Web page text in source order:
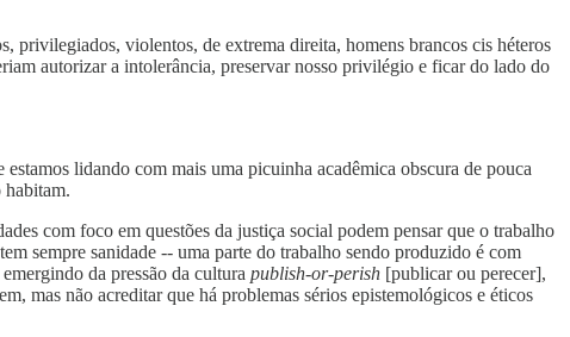
privilegiados, violentos, de extrema direita, homens brancos cis héteros
autorizar a intolerância, preservar nosso privilégio e ficar do lado do
lidando com mais uma picuinha acadêmica obscura de pouca
habitam.
com foco em questões da justiça social podem pensar que o trabalho
sempre sanidade -- uma parte do trabalho sendo produzido é com
da pressão da cultura publish-or-perish [publicar ou perecer],
mas não acreditar que há problemas sérios epistemológicos e éticos